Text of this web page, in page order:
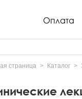
Оплата
страница Каталог